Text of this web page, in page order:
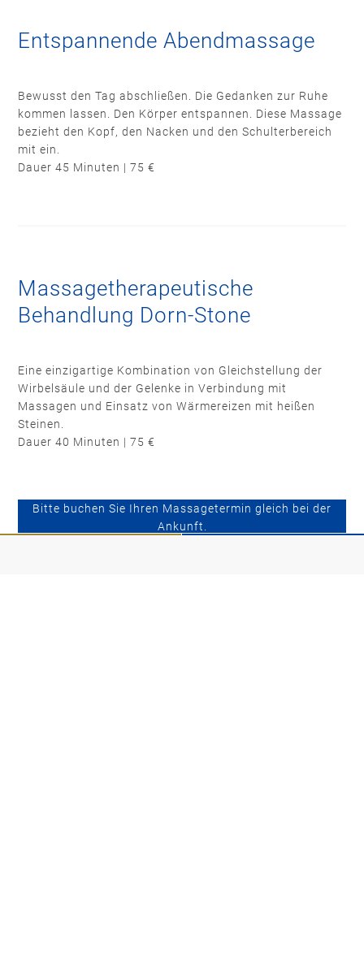
Entspannende Abendmassage
Bewusst den Tag abschließen. Die Gedanken zur Ruhe
kommen lassen. Den Körper entspannen. Diese Massage
bezieht den Kopf, den Nacken und den Schulterbereich
mit ein.
Dauer 45 Minuten | 75 €
Massagetherapeutische
Behandlung Dorn-Stone
Eine einzigartige Kombination von Gleichstellung der
Wirbelsäule und der Gelenke in Verbindung mit
Massagen und Einsatz von Wärmereizen mit heißen
Steinen.
Dauer 40 Minuten | 75 €
Bitte buchen Sie Ihren Massagetermin gleich bei der
Ankunft.